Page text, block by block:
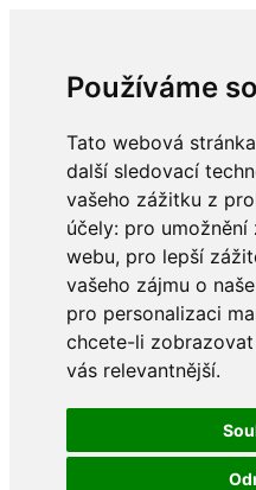
Používáme
Tato webová
další sledovací
vašeho zážitku z
účely: pro umožnění
webu, pro lepší
vašeho zájmu o
pro personalizaci
chcete-li
vás relevantnější.